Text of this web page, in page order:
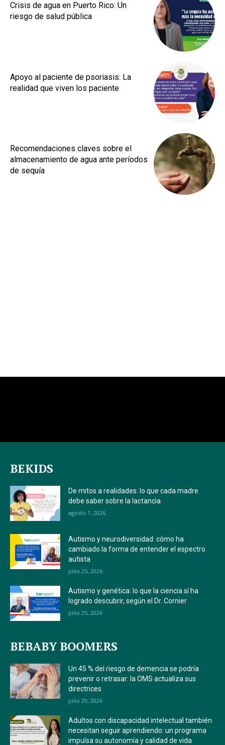
Crisis de agua en Puerto Rico: Un
riesgo de salud pública
Apoyo al paciente de psoriasis: La
realidad que viven los paciente
Recomendaciones claves sobre el
almacenamiento de agua ante períodos
de sequía
BEKIDS
De mitos a realidades: lo que cada madre
debe saber sobre la lactancia
agosto 1, 2026
Autismo y neurodiversidad: cómo ha
cambiado la forma de entender el espectro
autista
julio 25, 2026
Autismo y genética: lo que la ciencia sí ha
logrado descubrir, según el Dr. Cornier
julio 25, 2026
BEBABY BOOMERS
Un 45 % del riesgo de demencia se podría
prevenir o retrasar: la OMS actualiza sus
directrices
julio 29, 2026
Adultos con discapacidad intelectual también
necesitan seguir aprendiendo: un programa
impulsa su autonomía y calidad de vida